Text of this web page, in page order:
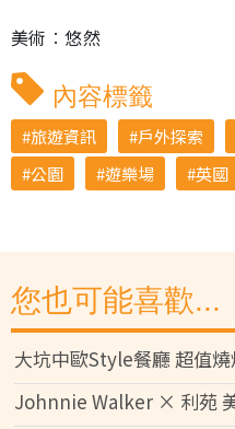
美術︰悠然
內容標籤
旅遊資訊 戶外探索
公園
遊樂場 英國
您也可能喜歡...
大坑中歐Style餐廳 超值
Johnnie Walker × 利苑